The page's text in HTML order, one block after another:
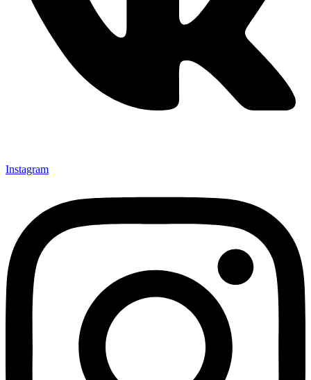
Instagram